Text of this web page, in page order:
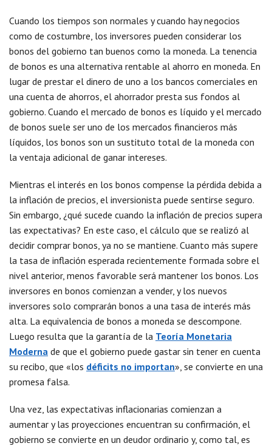
Cuando los tiempos son normales y cuando hay negocios
como de costumbre, los inversores pueden considerar los
bonos del gobierno tan buenos como la moneda. La tenencia
de bonos es una alternativa rentable al ahorro en moneda. En
lugar de prestar el dinero de uno a los bancos comerciales en
una cuenta de ahorros, el ahorrador presta sus fondos al
gobierno. Cuando el mercado de bonos es líquido y el mercado
de bonos suele ser uno de los mercados financieros más
líquidos, los bonos son un sustituto total de la moneda con
la ventaja adicional de ganar intereses.
Mientras el interés en los bonos compense la pérdida debida a
la inflación de precios, el inversionista puede sentirse seguro.
Sin embargo, ¿qué sucede cuando la inflación de precios supera
las expectativas? En este caso, el cálculo que se realizó al
decidir comprar bonos, ya no se mantiene. Cuanto más supere
la tasa de inflación esperada recientemente formada sobre el
nivel anterior, menos favorable será mantener los bonos. Los
inversores en bonos comienzan a vender, y los nuevos
inversores solo comprarán bonos a una tasa de interés más
alta. La equivalencia de bonos a moneda se descompone.
Luego resulta que la garantía de la Teoría Monetaria
Moderna de que el gobierno puede gastar sin tener en cuenta
su recibo, que «los déficits no importan», se convierte en una
promesa falsa.
Una vez, las expectativas inflacionarias comienzan a
aumentar y las proyecciones encuentran su confirmación, el
gobierno se convierte en un deudor ordinario y, como tal, es